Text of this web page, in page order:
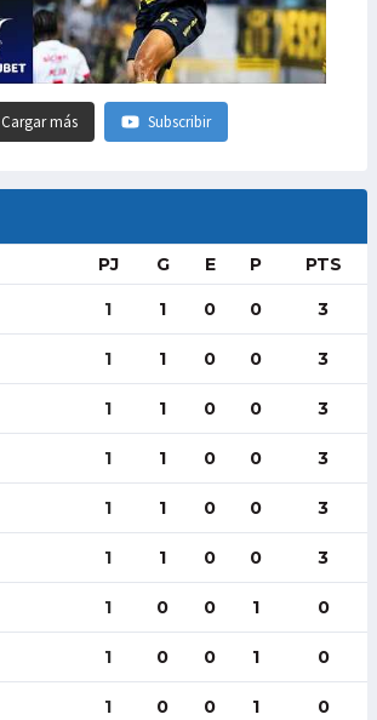
Cargar más Subscribir
PJ G E P PTS
1 1 0 0 3
1 1 0 0 3
1 1 0 0 3
1 1 0 0 3
1 1 0 0 3
1 1 0 0 3
1 0 0 1 0
1 0 0 1 0
1 0 0 1 0